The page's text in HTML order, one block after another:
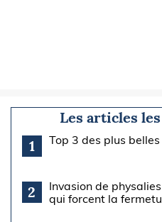
Les articles
1
Top 3 des plus
2
Invasion de
qui forcent la